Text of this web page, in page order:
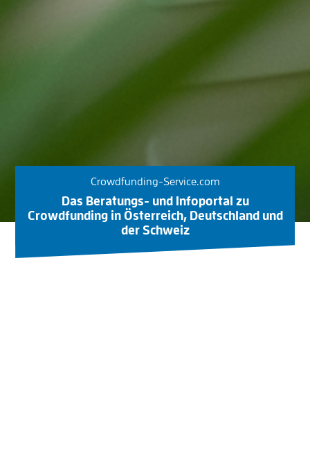
Crowdfunding-Service.com
Das Beratungs- und Infoportal zu
Crowdfunding in Österreich, Deutschland und
der Schweiz